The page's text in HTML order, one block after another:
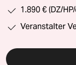
1.890 € (DZ/
Veranstalter